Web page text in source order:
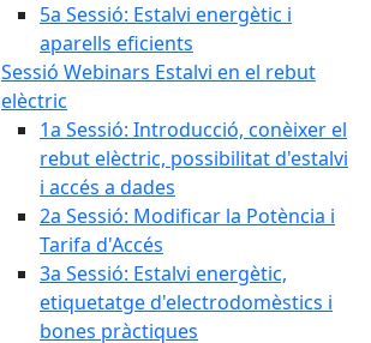
5a Sessió: Estalvi energètic i
aparells eficients
Sessió Webinars Estalvi en el rebut
elèctric
1a Sessió: Introducció, conèixer el
rebut elèctric, possibilitat d'estalvi
i accés a dades
2a Sessió: Modificar la Potència i
Tarifa d'Accés
3a Sessió: Estalvi energètic,
etiquetatge d'electrodomèstics i
bones pràctiques